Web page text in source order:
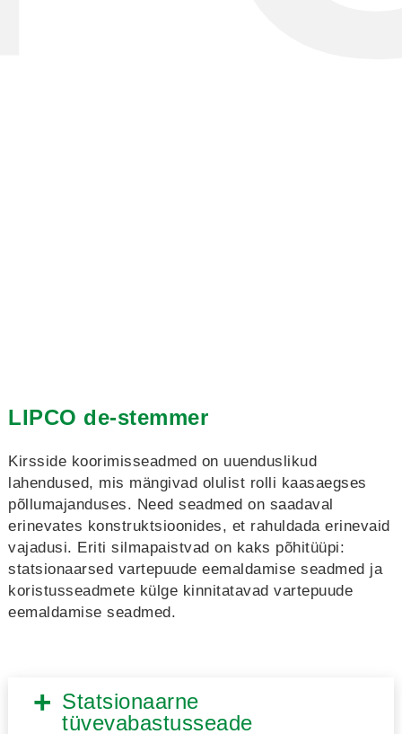
LIPCO de-stemmer
Kirsside koorimisseadmed on uuenduslikud
lahendused, mis mängivad olulist rolli kaasaegses
põllumajanduses. Need seadmed on saadaval
erinevates konstruktsioonides, et rahuldada erinevaid
vajadusi. Eriti silmapaistvad on kaks põhitüüpi:
statsionaarsed vartepuude eemaldamise seadmed ja
koristusseadmete külge kinnitatavad vartepuude
eemaldamise seadmed.
Statsionaarne
tüvevabastusseade